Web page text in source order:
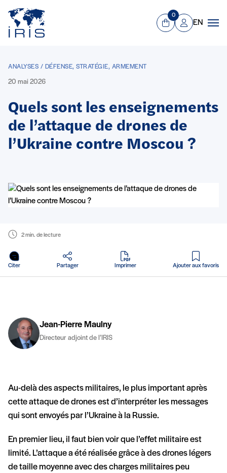
Aller au contenu principal
Panier
0
Mon compte
EN
ANALYSES / DÉFENSE, STRATÉGIE, ARMEMENT
20 mai 2026
Quels sont les enseignements
de l’attaque de drones de
l’Ukraine contre Moscou ?
2 min. de lecture
Citer Partager Imprimer
en PDF
Ajouter aux favoris
Jean-Pierre Maulny
Directeur adjoint de l’IRIS
Au-delà des aspects militaires, le plus important après
cette attaque de drones est d’interpréter les messages
qui sont envoyés par l’Ukraine à la Russie.
En premier lieu, il faut bien voir que l’effet militaire est
limité. L’attaque a été réalisée grâce à des drones légers
de taille moyenne avec des charges militaires peu